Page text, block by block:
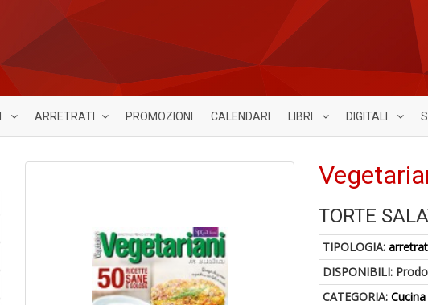
ARRETRATI PROMOZIONI CALENDARI LIBRI DIGITALI
TORTE
TIPOLOGIA:
DISPONIBILI:
CATEGORIA:Cucina